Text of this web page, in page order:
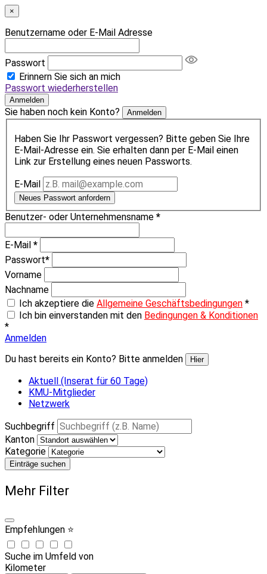
×
Benutzername oder E-Mail Adresse
Passwort
Erinnern Sie sich an mich
Passwort wiederherstellen
Anmelden
Sie haben noch kein Konto? Anmelden
Haben Sie Ihr Passwort vergessen? Bitte geben Sie Ihre
E-Mail-Adresse ein. Sie erhalten dann per E-Mail einen
Link zur Erstellung eines neuen Passworts.
E-Mail
Neues Passwort anfordern
Benutzer- oder Unternehmensname *
E-Mail *
Passwort*
Vorname
Nachname
Ich akzeptiere die Allgemeine Geschäftsbedingungen *
Ich bin einverstanden mit den Bedingungen & Konditionen
*
Anmelden
Du hast bereits ein Konto? Bitte anmelden
Hier
Aktuell (Inserat für 60 Tage)
KMU-Mitglieder
Netzwerk
Suchbegriff
Kanton
Kategorie
Einträge suchen
Mehr Filter
Empfehlungen ⭐
Suche im Umfeld von
Kilometer